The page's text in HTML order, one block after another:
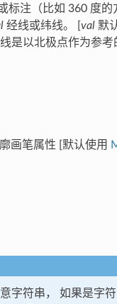
注（比如 360 度
经线或纬线。 [ val默
是以北极点作为参
画笔属性 [默认使用
字符串， 如果是字